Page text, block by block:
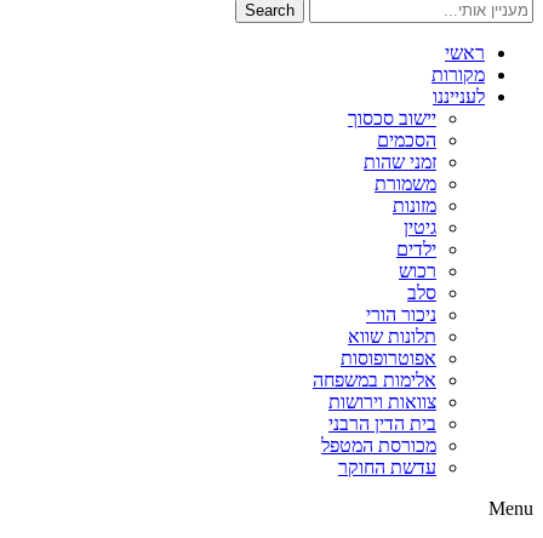
Search
ראשי
מקורות
לענייננו
יישוב סכסוך
הסכמים
זמני שהות
משמורת
מזונות
גיטין
ילדים
רכוש
סלב
ניכור הורי
תלונות שווא
אפוטרופוסות
אלימות במשפחה
צוואות וירושות
בית הדין הרבני
מכורסת המטפל
עדשת החוקר
Menu